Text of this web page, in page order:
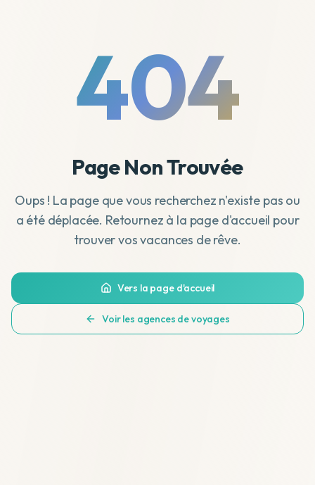
404
Page Non Trouvée
Oups ! La page que vous recherchez n'existe pas ou
a été déplacée. Retournez à la page d'accueil pour
trouver vos vacances de rêve.
Vers la page d'accueil
Voir les agences de voyages